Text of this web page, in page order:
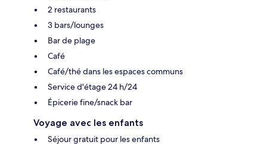
2 restaurants
3 bars/lounges
Bar de plage
Café
Café/thé dans les espaces communs
Service d'étage 24 h/24
Épicerie fine/snack bar
Voyage avec les enfants
Séjour gratuit pour les enfants